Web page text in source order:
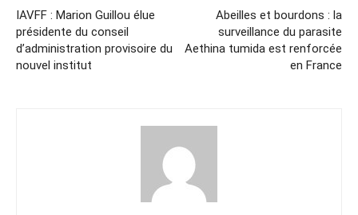
IAVFF : Marion Guillou élue
présidente du conseil
d’administration provisoire du
nouvel institut
Abeilles et bourdons : la
surveillance du parasite
Aethina tumida est renforcée
en France